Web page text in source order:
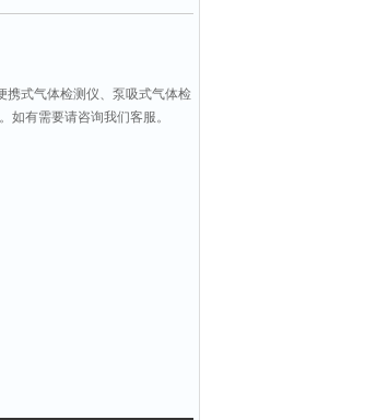
式气体检测仪、泵吸式气体检
如有需要请咨询我们客服。